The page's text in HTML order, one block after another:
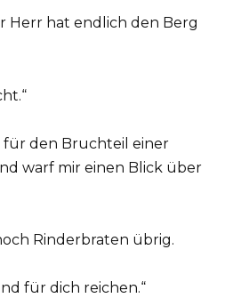
Herr hat endlich den Berg
für den Bruchteil einer
warf mir einen Blick über
Rinderbraten übrig.
für dich reichen.“